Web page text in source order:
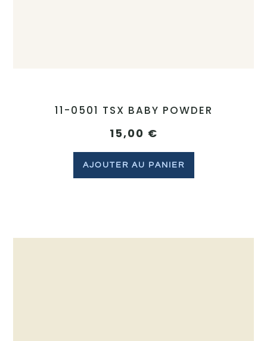
11-0501 TSX BABY POWDER
15,00 €
AJOUTER AU PANIER